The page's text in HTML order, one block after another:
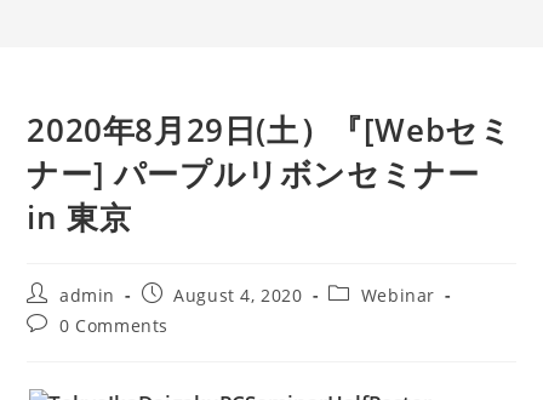
2020年8月29日(土）『[Webセミ
ナー] パープルリボンセミナー
in 東京
Post
author:
admin
Post
published:
August 4, 2020
PostWebinar
Post0 Comments